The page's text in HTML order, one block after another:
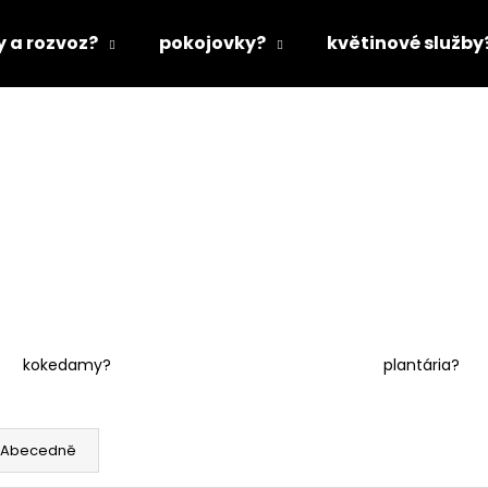
a rozvoz? pokojovky? květinové
kokedamy? plantária?
Abecedně